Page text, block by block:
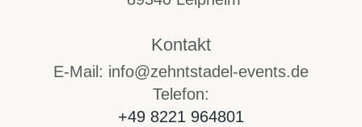
Kontakt
E-Mail: info@zehntstadel-events.de
Telefon:
+49 8221 964801